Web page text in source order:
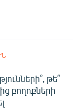
թե՞
բողոքների